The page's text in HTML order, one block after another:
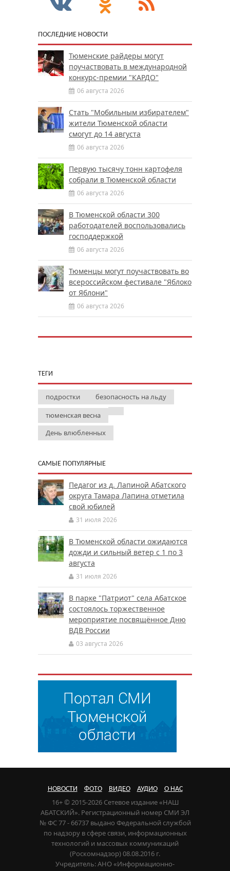
ПОСЛЕДНИЕ НОВОСТИ
Тюменские райдеры могут
поучаствовать в международной
конкурс-премии "КАРДО"
06 августа 2026
Стать "Мобильным избирателем"
жители Тюменской области
смогут до 14 августа
06 августа 2026
Первую тысячу тонн картофеля
собрали в Тюменской области
06 августа 2026
В Тюменской области 300
работодателей воспользовались
господдержкой
06 августа 2026
Тюменцы могут поучаствовать во
всероссийском фестивале "Яблоко
от Яблони"
06 августа 2026
ТЕГИ
подростки
безопасность на льду
тюменская весна
День влюбленных
САМЫЕ ПОПУЛЯРНЫЕ
Педагог из д. Лапиной Абатского
округа Тамара Лапина отметила
свой юбилей
31 июля 2026
В Тюменской области ожидаются
дожди и сильный ветер с 1 по 3
августа
31 июля 2026
В парке "Патриот" села Абатское
состоялось торжественное
мероприятие посвящённое Дню
ВДВ России
03 августа 2026
НОВОСТИ ФОТО ВИДЕО АУДИО О НАС
16+ © 2015-2026 Сетевое издание «НАШ
АБАТСКИЙ». Регистрационный номер СМИ ЭЛ
№ ФС 77 - 66737 выдано Федеральной службой
по надзору в сфере связи, информационных
технологий и массовых коммуникаций
(Роскомнадзор) 08.08.2016 г.
Учредитель: АНО «Информационно-